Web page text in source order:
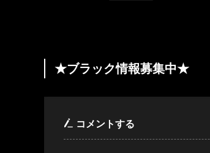
★ブラック情報募集中★
コメントする